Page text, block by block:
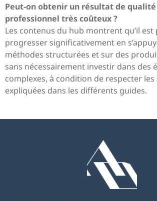
Peut-on obtenir un résultat de
professionnel très coûteux ?
Les contenus du hub montrent qu’il est
progresser significativement en
méthodes structurées et sur des
sans nécessairement investir dans des
complexes, à condition de respecter les
expliquées dans les différents guides.